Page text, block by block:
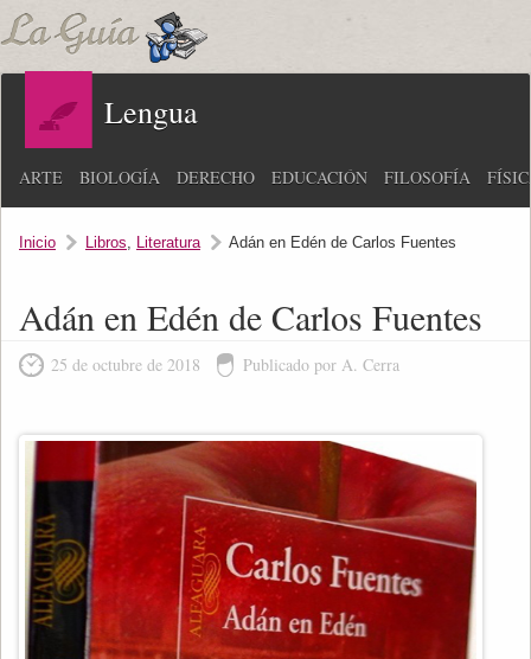
Lengua
ARTE BIOLOGÍA DERECHO EDUCACIÓN FILOSOFÍA
Inicio Libros, Literatura Adán en Edén de Carlos Fuentes
Adán en Edén de Carlos Fuentes
25 de octubre de 2018 Publicado por A. Cerra